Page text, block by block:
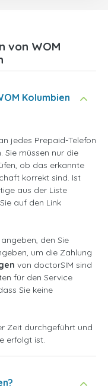
von WOM
Kolumbien
jedes Prepaid-Telefon
Sie müssen nur die
ob das erkannte
korrekt sind. Ist
aus der Liste
auf den Link
den Sie
um die Zahlung
von doctorSIM sind
für den Service
Sie keine
Zeit durchgeführt und
erfolgt ist.